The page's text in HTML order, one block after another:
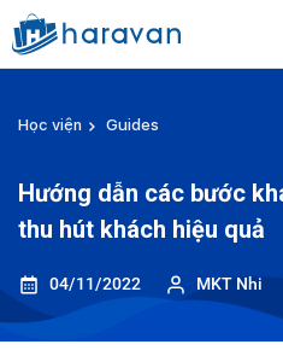
Học viện Guides
Hướng dẫn các bước
thu hút khách hiệu quả
04/11/2022 MKT Nhi